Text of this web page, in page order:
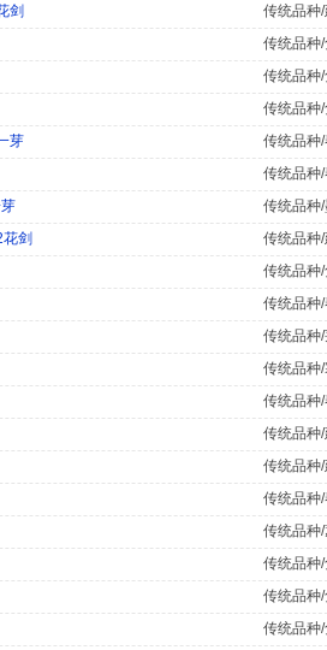
剑
传统品种
传统品种
传统品种
传统品种
芽
传统品种
传统品种
传统品种
剑
传统品种
传统品种
传统品种
传统品种
传统品种
传统品种
传统品种
传统品种
传统品种
传统品种
传统品种
传统品种
传统品种